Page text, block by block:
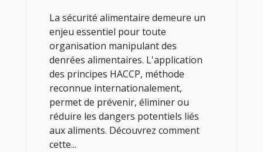
La sécurité alimentaire demeure un
enjeu essentiel pour toute
organisation manipulant des
denrées alimentaires. L'application
des principes HACCP, méthode
reconnue internationalement,
permet de prévenir, éliminer ou
réduire les dangers potentiels liés
aux aliments. Découvrez comment
cette...